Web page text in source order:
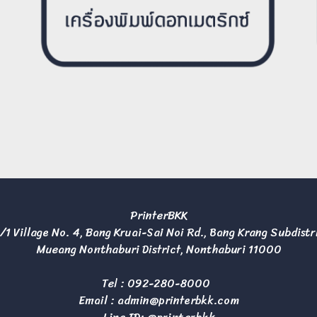
PrinterBKK
Village No. 4, Bang Kruai-Sai Noi Rd., Bang Krang
Mueang Nonthaburi District, Nonthaburi 11000
Tel : 092-280-8000
Email : admin@printerbkk.com